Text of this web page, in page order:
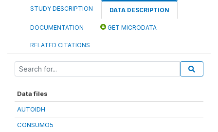
STUDY DESCRIPTION DATA DESCRIPTION
DOCUMENTATION GET MICRODATA
RELATED CITATIONS
Data files
AUTOIDH
CONSUMO5